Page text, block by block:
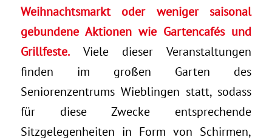
Weihnachtsmarkt oder weniger saisonal
gebundene Aktionen wie Gartencafés und
Grillfeste.Viele dieser Veranstaltungen
finden im großen Garten des
Seniorenzentrums Wieblingen statt, sodass
für diese Zwecke entsprechende
Sitzgelegenheiten in Form von Schirmen,